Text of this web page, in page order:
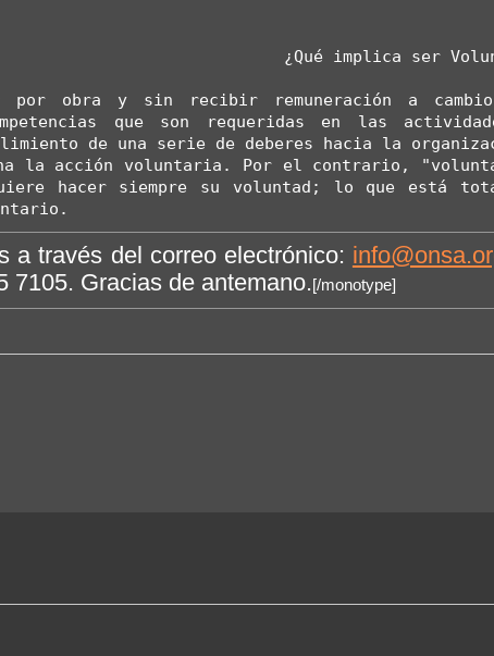
¿Qué implica ser
por obra y sin recibir remuneración a
que son requeridas en las
de una serie de deberes hacia la
la acción voluntaria. Por el contrario,
hacer siempre su voluntad; lo que está
a través del correo electrónico:
7105. Gracias de antemano. [/monotype]